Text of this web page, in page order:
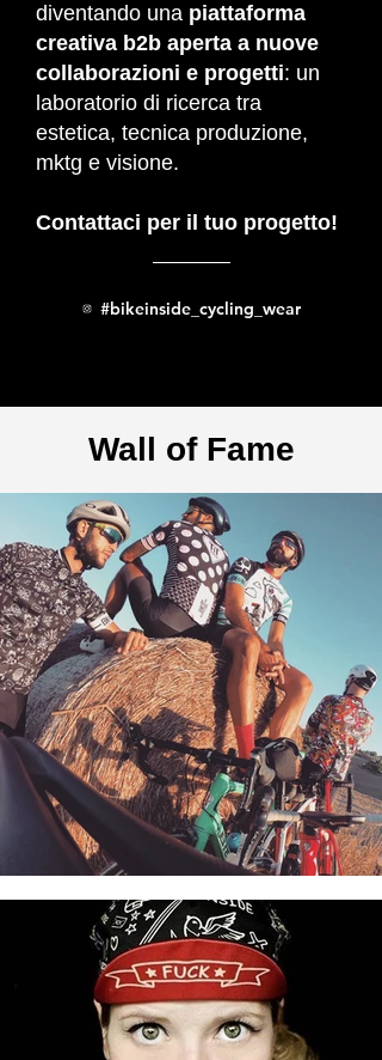
diventando una piattaforma
creativa b2b aperta a nuove
collaborazioni e progetti: un
laboratorio di ricerca tra
estetica, tecnica produzione,
mktg e visione.
Contattaci per il tuo progetto!
#bikeinside_cycling_wear
Wall of Fame